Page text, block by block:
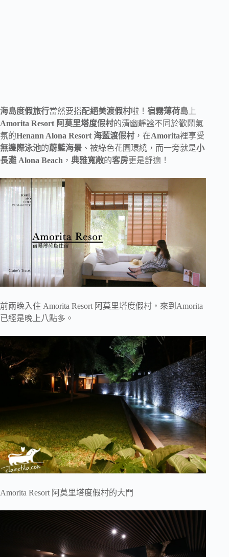
海島度假旅行當然要搭配絕美渡假村啦！ 宿霧薄荷島 上
Amorita Resort 阿莫里塔度假村的清幽靜謐不同於歡鬧氣
氛的Henann Alona Resort 海藍渡假村 ，在Amorita裡享受
無邊際泳池的蔚藍海景 、被綠色花園環繞，而一旁就是小
長灘 Alona Beach ， 典雅寬敞的客房更是舒適！
前兩晚入住 Amorita Resort 阿莫里塔度假村，來到Amorita
已經是晚上八點多。
Amorita Resort 阿莫里塔度假村的大門